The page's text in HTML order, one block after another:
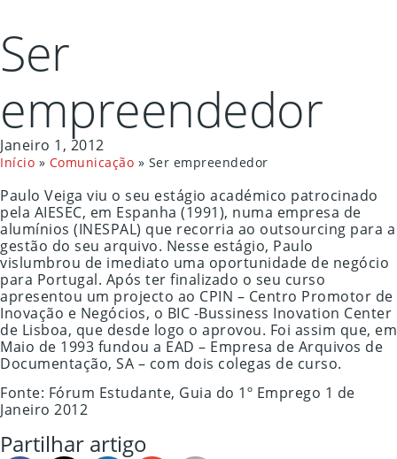
Ser
empreendedor
Janeiro 1, 2012
Início » Comunicação » Ser empreendedor
Paulo Veiga viu o seu estágio académico patrocinado
pela AIESEC, em Espanha (1991), numa empresa de
alumínios (INESPAL) que recorria ao outsourcing para a
gestão do seu arquivo. Nesse estágio, Paulo
vislumbrou de imediato uma oportunidade de negócio
para Portugal. Após ter finalizado o seu curso
apresentou um projecto ao CPIN – Centro Promotor de
Inovação e Negócios, o BIC -Bussiness Inovation Center
de Lisboa, que desde logo o aprovou. Foi assim que, em
Maio de 1993 fundou a EAD – Empresa de Arquivos de
Documentação, SA – com dois colegas de curso.
Fonte: Fórum Estudante, Guia do 1º Emprego 1 de
Janeiro 2012
Partilhar artigo